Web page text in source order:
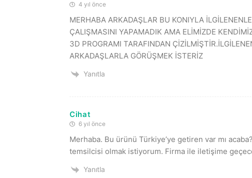
4 yıl önce
MERHABA ARKADAŞLAR BU KONIYLA
ÇALIŞMASINI YAPAMADIK AMA ELİMİZDE
3D PROGRAMI TARAFINDAN
ARKADAŞLARLA GÖRÜŞMEK İSTERİZ
Yanıtla
Cihat
6 yıl önce
Merhaba. Bu ürünü Türkiye’ye getiren var mı
temsilcisi olmak istiyorum. Firma ile iletişime
Yanıtla